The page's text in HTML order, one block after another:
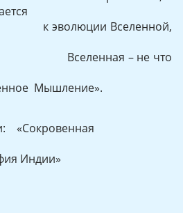
прилагается
Вселенной,
что сама
– не что
как
Мышление».
«Сокровенная
Индии»